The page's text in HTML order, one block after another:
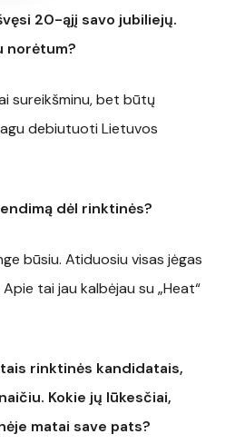
20-ąjį savo jubiliejų.
norėtum?
sureikšminu, bet būtų
debiutuoti Lietuvos
dėl rinktinės?
būsiu. Atiduosiu visas jėgas
tai jau kalbėjau su „Heat“
rinktinės kandidatais,
Kokie jų lūkesčiai,
matai save pats?